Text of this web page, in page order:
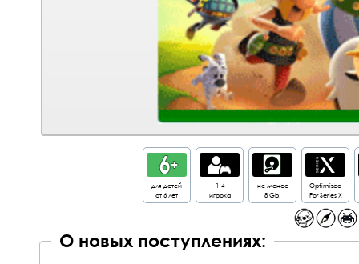
для детей
от 6 лет
1-4
игрока
не менее
8 Gb.
Optimized
For Series X
О новых поступлениях: